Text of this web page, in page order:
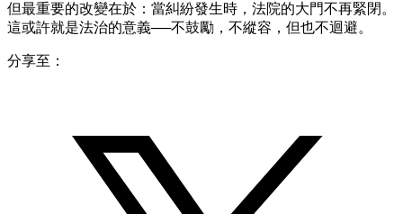
但最重要的改變在於：當糾紛發生時，法院的大門不再緊閉。
這或許就是法治的意義──不鼓勵，不縱容，但也不迴避。
分享至：